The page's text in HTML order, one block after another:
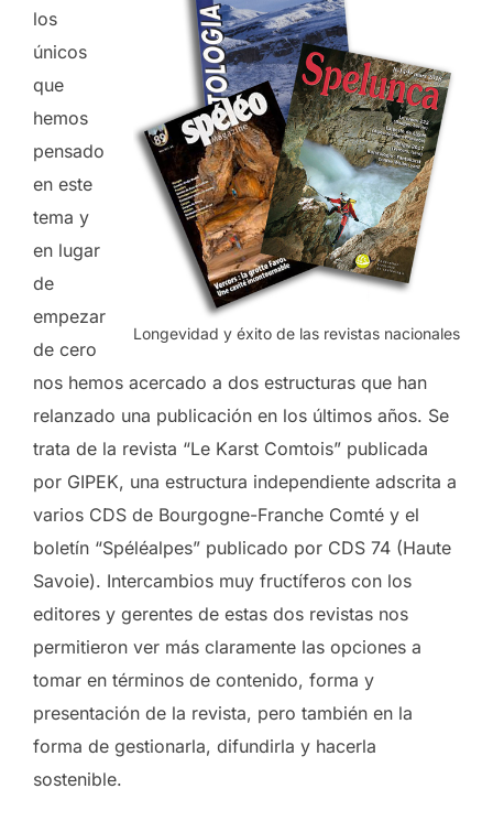
Longevidad y éxito de las revistas nacionales
los
únicos
que
hemos
pensado
en este
tema y
en lugar
de
empezar
de cero
nos hemos acercado a dos estructuras que han
relanzado una publicación en los últimos años. Se
trata de la revista “Le Karst Comtois” publicada
por GIPEK, una estructura independiente adscrita a
varios CDS de Bourgogne-Franche Comté y el
boletín “Spéléalpes” publicado por CDS 74 (Haute
Savoie). Intercambios muy fructíferos con los
editores y gerentes de estas dos revistas nos
permitieron ver más claramente las opciones a
tomar en términos de contenido, forma y
presentación de la revista, pero también en la
forma de gestionarla, difundirla y hacerla
sostenible.